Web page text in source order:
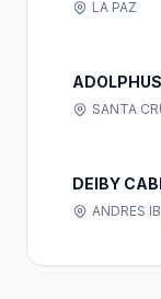
LA PAZ
SANTA
DEIBY
ANDRES